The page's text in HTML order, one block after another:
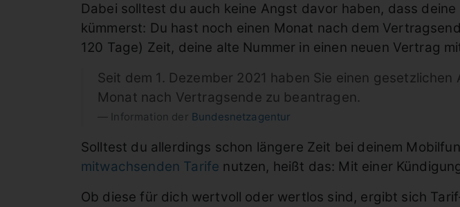
Dabei solltest du auch keine Angst davor haben, dass
kümmerst: Du hast noch einen Monat nach dem
120 Tage) Zeit, deine alte Nummer in einen neuen Vertrag
Seit dem 1. Dezember 2021 haben Sie einen
Monat nach Vertragsende zu beantragen.
Information der Bundesnetzagentur
Solltest du allerdings schon längere Zeit bei deinem
mitwachsenden Tarife nutzen, heißt das: Mit einer
Ob diese für dich wertvoll oder wertlos sind, ergibt sich